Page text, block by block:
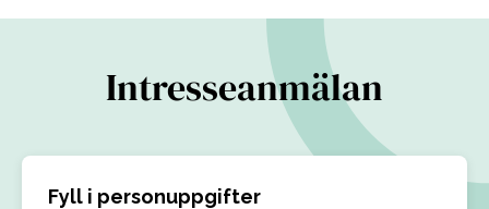
Intresseanmälan
Fyll i personuppgifter